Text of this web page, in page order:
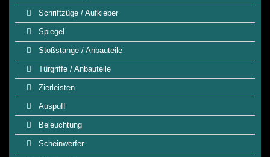
Schriftzüge / Aufkleber
Spiegel
Stoßstange / Anbauteile
Türgriffe / Anbauteile
Zierleisten
Auspuff
Beleuchtung
Scheinwerfer